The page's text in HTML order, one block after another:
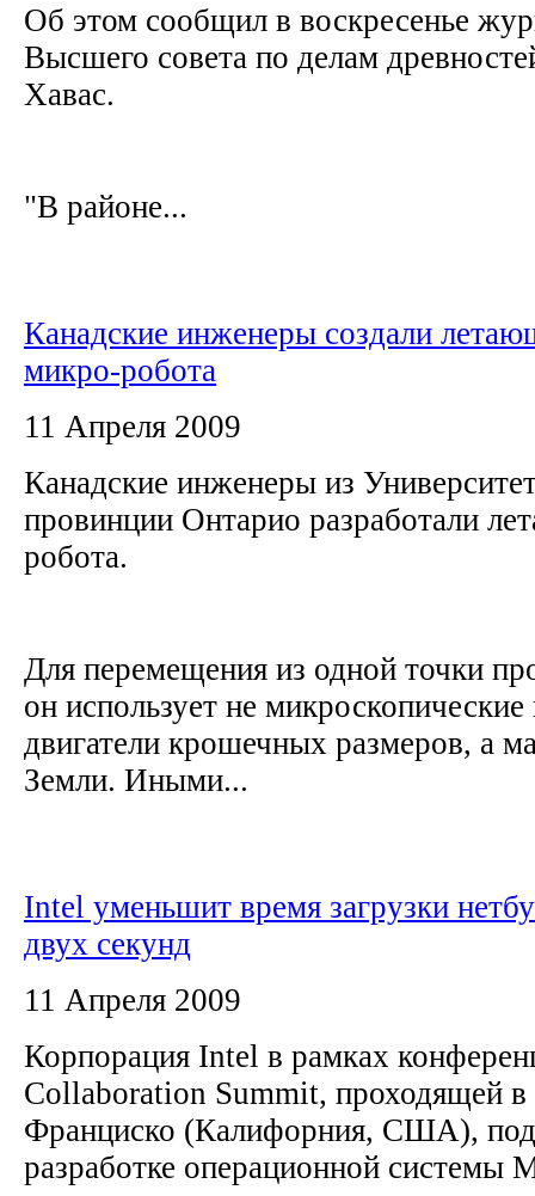
Об этом сообщил в воскресенье
Высшего совета по делам
Хавас.
"В районе...
Канадские инженеры создали
микро-робота
11 Апреля 2009
Канадские инженеры из
провинции Онтарио разработали
робота.
Для перемещения из одной точки
он использует не
двигатели крошечных размеров, а
Земли. Иными...
Intel уменьшит время загрузки
двух секунд
11 Апреля 2009
Корпорация Intel в рамках
Collaboration Summit, проходящей в
Франциско (Калифорния, США),
разработке операционной системы